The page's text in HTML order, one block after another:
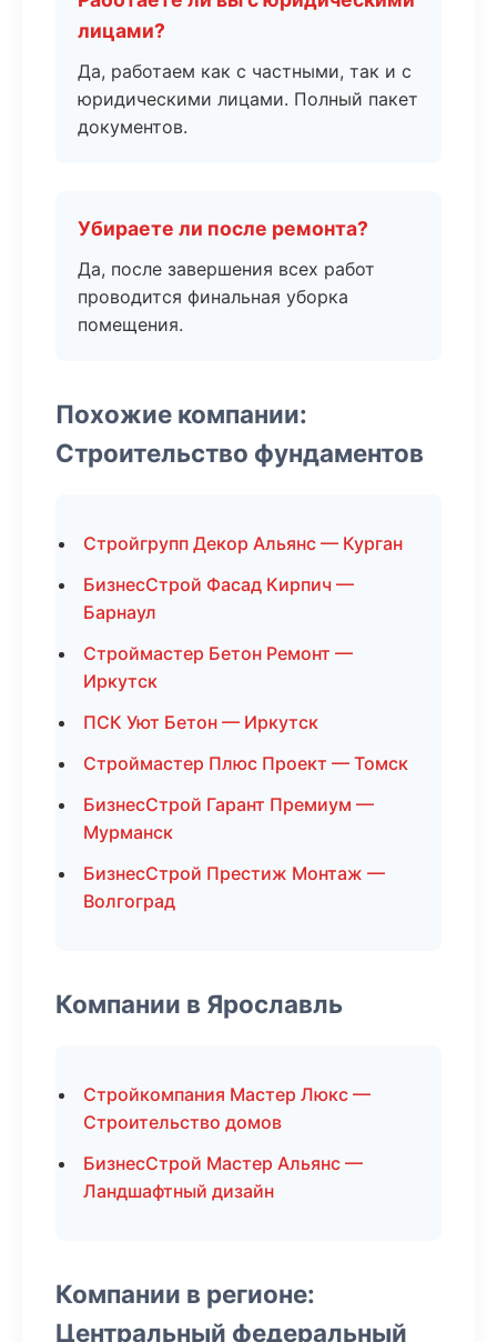
лицами?
Да, работаем как с частными, так и с
юридическими лицами. Полный пакет
документов.
Убираете ли после ремонта?
Да, после завершения всех работ
проводится финальная уборка
помещения.
Похожие компании:
Строительство фундаментов
Стройгрупп Декор Альянс — Курган
БизнесСтрой Фасад Кирпич —
Барнаул
Строймастер Бетон Ремонт —
Иркутск
ПСК Уют Бетон — Иркутск
Строймастер Плюс Проект — Томск
БизнесСтрой Гарант Премиум —
Мурманск
БизнесСтрой Престиж Монтаж —
Волгоград
Компании в Ярославль
Стройкомпания Мастер Люкс —
Строительство домов
БизнесСтрой Мастер Альянс —
Ландшафтный дизайн
Компании в регионе:
Центральный федеральный